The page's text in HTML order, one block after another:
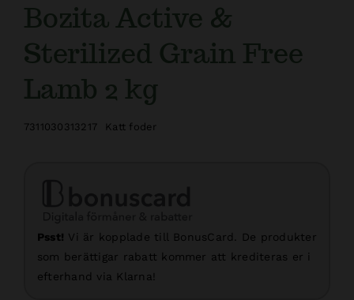
Bozita Active &
Sterilized Grain Free
Lamb 2 kg
7311030313217 Katt foder
Psst! Vi är kopplade till BonusCard. De produkter
som berättigar rabatt kommer att krediteras er i
efterhand via Klarna!